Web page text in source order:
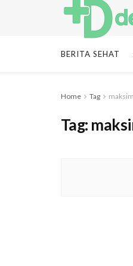
BERITA SEHAT
Home Tag
Tag: